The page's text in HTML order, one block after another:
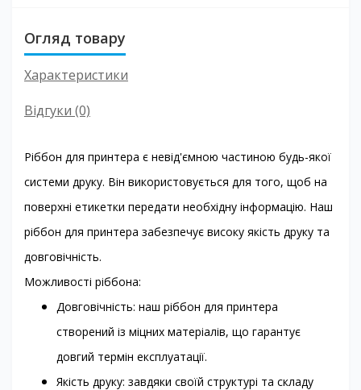
Огляд товару
Характеристики
Відгуки (0)
Ріббон для принтера є невід'ємною частиною будь-якої
системи друку. Він використовується для того, щоб на
поверхні етикетки передати необхідну інформацію. Наш
ріббон для принтера забезпечує високу якість друку та
довговічність.
Можливості ріббона:
Довговічність: наш ріббон для принтера
створений із міцних матеріалів, що гарантує
довгий термін експлуатації.
Якість друку: завдяки своїй структурі та складу